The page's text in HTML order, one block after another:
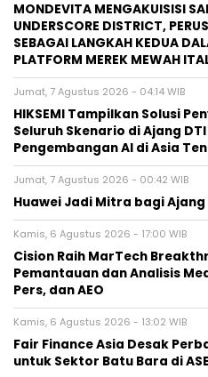
MONDEVITA MENGAKUISISI
UNDERSCORE DISTRICT,
SEBAGAI LANGKAH KEDUA
PLATFORM MEREK MEWAH
Jumat, 7 Agustus 2026 - 04:14 WIB
HIKSEMI Tampilkan Solusi
Seluruh Skenario di Ajang
Pengembangan AI di Asia
Jumat, 7 Agustus 2026 - 00:42 WIB
Huawei Jadi Mitra bagi Ajang
Kamis, 6 Agustus 2026 - 17:00 WIB
Cision Raih MarTech
Pemantauan dan Analisis
Pers, dan AEO
Kamis, 6 Agustus 2026 - 13:02 WIB
Fair Finance Asia Desak
untuk Sektor Batu Bara di